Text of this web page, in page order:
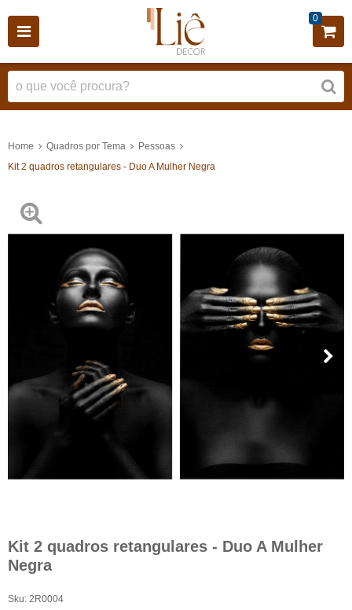
0
Home Quadros por Tema
Pessoas
Kit 2 quadros retangulares - Duo A Mulher Negra
Kit 2 quadros retangulares - Duo A Mulher
Negra
Sku: 2R0004